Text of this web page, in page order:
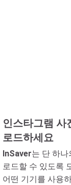
인스타그램 사
로드하세요
InSaver는 단 하
로드할 수 있도록
어떤 기기를 사용